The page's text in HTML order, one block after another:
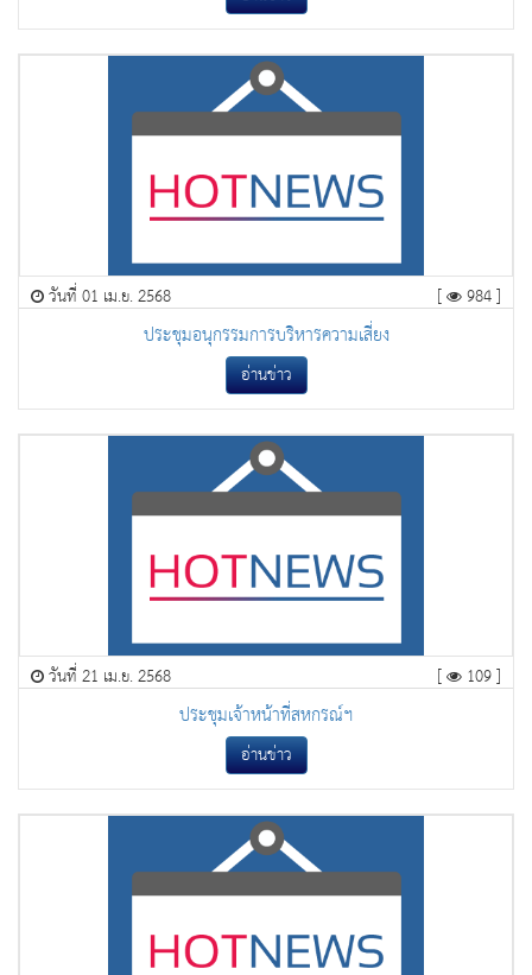
วันที่ 01 เม.ย. 2568 [ 984 ]
ประชุมอนุกรรมการบริหารความเสี่ยง
อ่านข่าว
วันที่ 21 เม.ย. 2568 [ 109 ]
ประชุมเจ้าหน้าที่สหกรณ์ฯ
อ่านข่าว